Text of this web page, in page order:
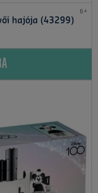
6+
hajója (43299)